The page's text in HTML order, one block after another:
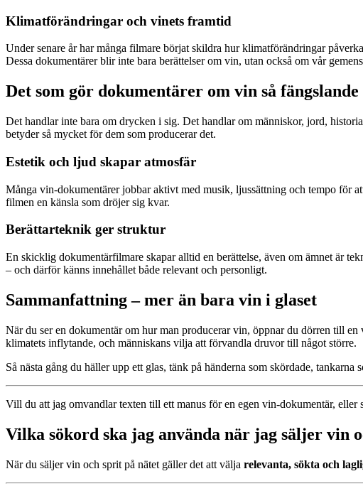
Klimatförändringar och vinets framtid
Under senare år har många filmare börjat skildra hur klimatförändringar
Dessa dokumentärer blir inte bara berättelser om vin, utan också om vår
Det som gör dokumentärer om vin så fängslande
Det handlar inte bara om drycken i sig. Det handlar om människor, jord,
betyder så mycket för dem som producerar det.
Estetik och ljud skapar atmosfär
Många vin-dokumentärer jobbar aktivt med musik, ljussättning och tempo för
filmen en känsla som dröjer sig kvar.
Berättarteknik ger struktur
En skicklig dokumentärfilmare skapar alltid en berättelse, även om ämnet är
– och därför känns innehållet både relevant och personligt.
Sammanfattning – mer än bara vin i glaset
När du ser en dokumentär om hur man producerar vin, öppnar du dörren till
klimatets inflytande, och människans vilja att förvandla druvor till något större.
Så nästa gång du häller upp ett glas, tänk på händerna som skördade,
Vill du att jag omvandlar texten till ett manus för en egen vin-dokumentär,
Vilka sökord ska jag använda när jag säljer vin
När du säljer vin och sprit på nätet gäller det att välja relevanta, sökta och